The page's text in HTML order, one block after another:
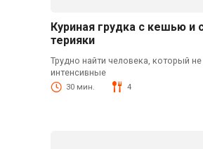
Куриная грудка с кешью и
терияки
Трудно найти человека, который
интенсивные
30 мин. 4